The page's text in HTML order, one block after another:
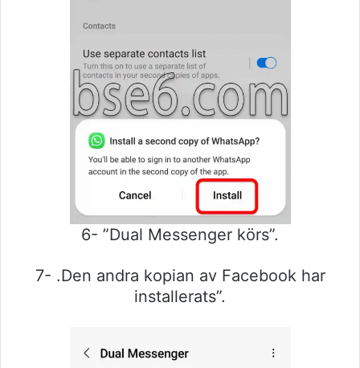
6- ”Dual Messenger körs”.
7- .Den andra kopian av Facebook har
installerats”.